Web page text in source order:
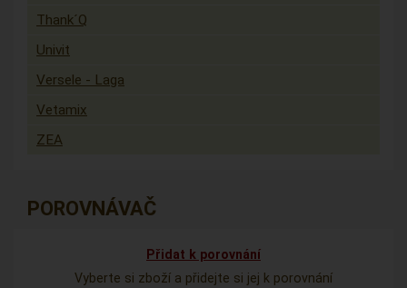
Thank´Q
Univit
Versele - Laga
Vetamix
ZEA
POROVNÁVAČ
Přidat k porovnání
Vyberte si zboží a přidejte si jej k porovnání